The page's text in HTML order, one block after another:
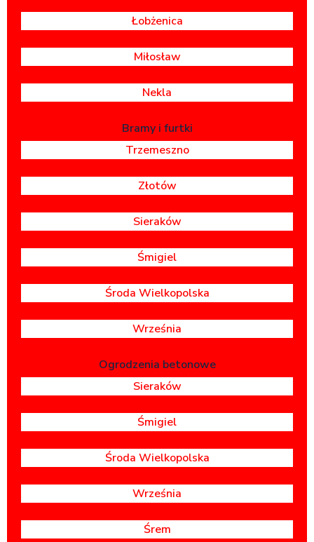
Łobżenica
Miłosław
Nekla
Bramy i furtki
Trzemeszno
Złotów
Sieraków
Śmigiel
Środa Wielkopolska
Września
Ogrodzenia betonowe
Sieraków
Śmigiel
Środa Wielkopolska
Września
Śrem